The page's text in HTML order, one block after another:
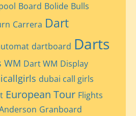
Board Bolide Bulls
Carrera Dart
dartboard Darts
WM Dart WM Display
dubai call girls
European Tour Flights
Granboard